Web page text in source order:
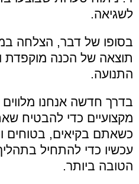
לשגיאה.
בסופו של דבר, הצלחה
תוצאה של הכנה מוקפדת
התנועה.
בדרך חדשה אנחנו
מקצועיים כדי להבטיח
כשאתם בקיאים, בטוחים
עכשיו כדי להתחיל
הטובה ביותר.